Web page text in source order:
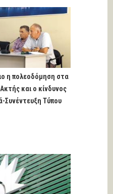
η πολεοδόμηση στα
και ο κίνδυνος
Συνέντευξη Τύπου